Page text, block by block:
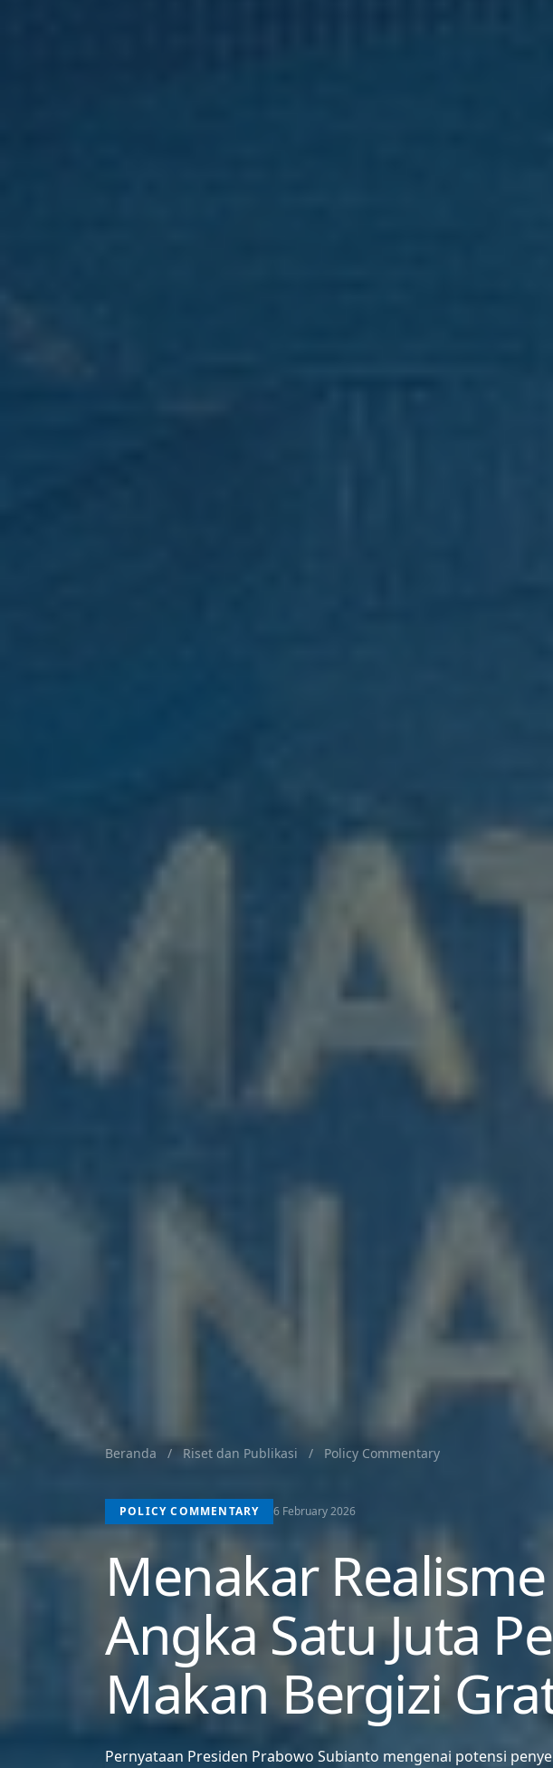
Beranda / Riset dan Publikasi / Policy Commentary
POLICY COMMENTARY 6 February 2026
Menakar
Angka Satu Juta
Makan Bergizi
Pernyataan Presiden Prabowo Subianto mengenai potensi